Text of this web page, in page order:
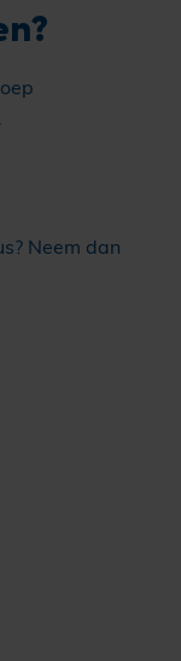
.
Neem dan